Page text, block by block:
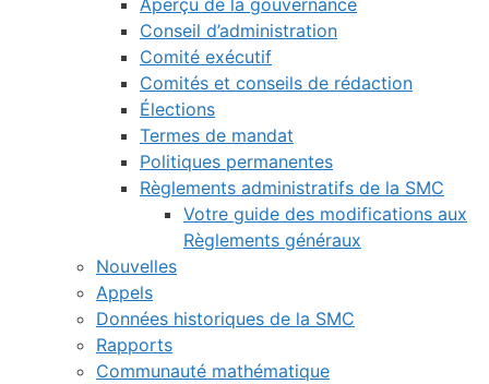
Aperçu de la gouvernance
Conseil d’administration
Comité exécutif
Comités et conseils de rédaction
Élections
Termes de mandat
Politiques permanentes
Règlements administratifs de la SMC
Votre guide des modifications aux
Règlements généraux
Nouvelles
Appels
Données historiques de la SMC
Rapports
Communauté mathématique